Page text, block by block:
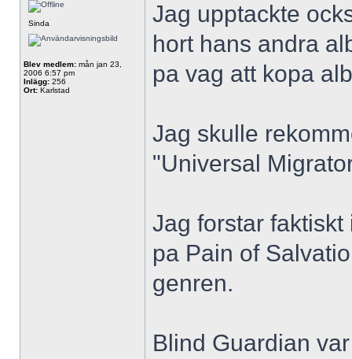
Sinda
Blev medlem: mån jan 23,
2006 6:57 pm
Inlägg: 256
Ort: Karlstad
Jag upptackte
hort hans andra
pa vag att kopa
Jag skulle
"Universal
Jag forstar
pa Pain of
genren.
Blind Guardian